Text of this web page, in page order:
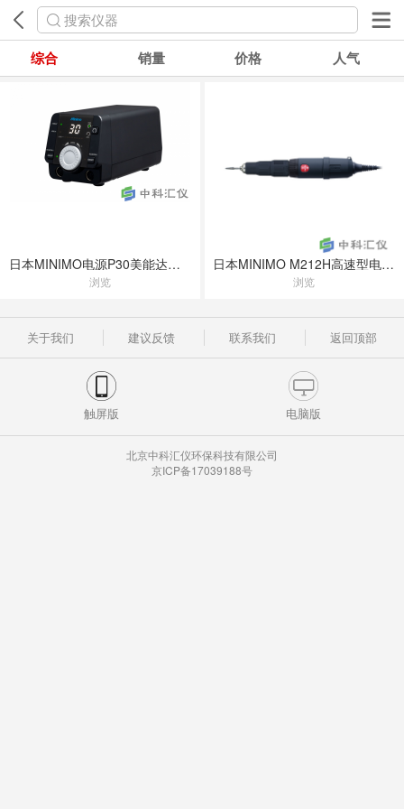
搜索仪器
综合 销量 价格 人气
日本MINIMO电源P30美能达电源C2213研磨机控制器
浏览
日本MINIMO M212H高速型电动研磨机
浏览
关于我们 建议反馈 联系我们 返回顶部
触屏版 电脑版
北京中科汇仪环保科技有限公司
京ICP备17039188号